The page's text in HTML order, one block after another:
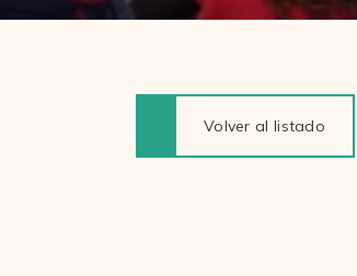
Volver al listado